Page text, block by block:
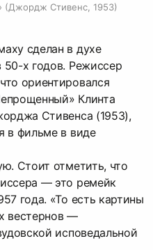
(Джордж Стивенс, 1953)
сделан в духе
50-х годов. Режиссер
ориентировался
Клинта
Стивенса (1953),
в фильме в виде
Стоит отметить, что
— это ремейк
года. «То есть картины
вестернов —
исповедальной